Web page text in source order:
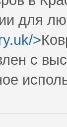
для
>
с